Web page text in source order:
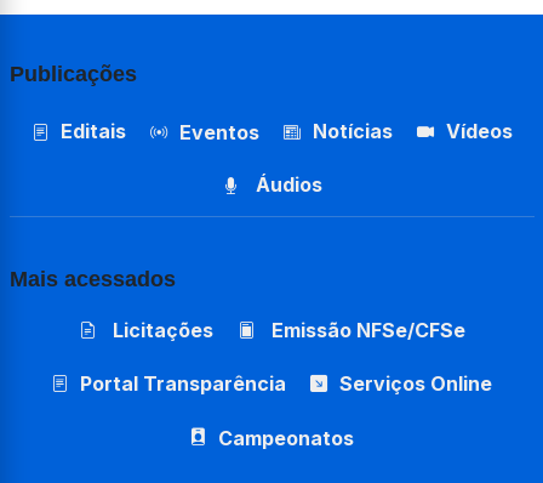
Publicações
Editais Eventos Notícias Vídeos
Áudios
Mais acessados
Licitações Emissão NFSe/CFSe
Portal Transparência Serviços Online
Campeonatos